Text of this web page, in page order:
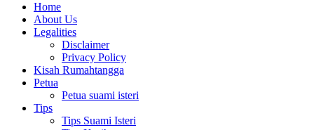
Home
About Us
Legalities
Disclaimer
Privacy Policy
Kisah Rumahtangga
Petua
Petua suami isteri
Tips
Tips Suami Isteri